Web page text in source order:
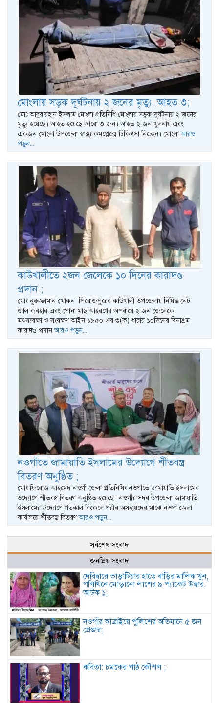
মোংলায় সড়ক দূর্ঘটনায় ২ জনের মৃত্যু, আহত ৩;
মোঃ আবুরায়হান ইসলাম মোংলা প্রতিনিধি মোংলায় সড়ক দূর্ঘটনায় ২ জনের
মৃত্যু হয়েছে। আহত হয়েছে আরো ৩ জন। আহত ২ জন খুলনায় এবং
একজন মোংলা উপজেলা স্বাস্থ্য কমপ্লেক্সে চিকিৎসা নিচ্ছেন। মোংলাআরও
পড়ুন...
কাউখালীতে ২জন জেলেকে ১০ দিনের কারাদণ্ড
প্রদান ;
মোঃ নুরুজ্জামান খোকন পিরোজপুরের কাউখালী উপজেলায় নিষিদ্ধ নেট
জাল ব্যবহার এবং পোনা মাছ আহরণের অপরাধে ২ জন জেলেকে,
মৎস্যরক্ষা ও সংরক্ষণ আইন ১৯৫০ এর ৩(ক) ধারায় ১০দিনের বিনাশ্রম
কারাদণ্ড প্রদানআরও পড়ুন...
নওগাঁতে জামায়াতি ইসলামের উদ্যোগে শীতবস্ত্র
বিতরণ অনুষ্ঠিত ;
মোঃ ফিরোজ আহমেদ নওগাঁ জেলা প্রতিনিধিঃ নওগাঁতে জামায়াতি ইসলামের
উদ্যোগে শীতবস্ত্র বিতরণ অনুষ্ঠিত হয়েছে। নওগাঁর সদর উপজেলা জামায়াতি
ইসলামের উদ্যোগে গতকাল বিকেলে গরীব অসহায়দের মাঝে নওগাঁ জেলা
কার্যালয়ে শীতবস্ত্র বিতরণআরও পড়ুন...
সর্বশেষ সংবাদ
জনপ্রিয় সংবাদ
দেবিদ্বারে ভাড়াটিয়ার হাতে বাড়ির মালিক খুন,
পলিথিনে মোড়ানো লাশের ৯ প্যাকেট উদ্ধার,
আটক ১;
নওগাঁর আত্রাইয়ে পুলিশের অভিযানে ৫ জন
গ্রেপ্তার;
কবিতা: চমকের পাঠ কৌশল ;